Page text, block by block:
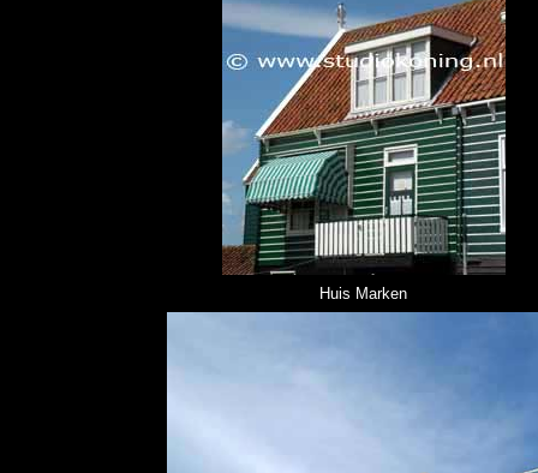
Huis Marken